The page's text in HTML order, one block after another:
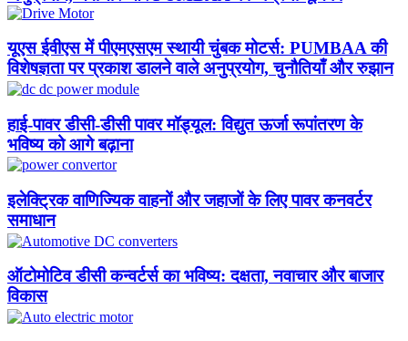
यूएस ईवीएस में पीएमएसएम स्थायी चुंबक मोटर्स: PUMBAA की
विशेषज्ञता पर प्रकाश डालने वाले अनुप्रयोग, चुनौतियाँ और रुझान​
हाई-पावर डीसी-डीसी पावर मॉड्यूल: विद्युत ऊर्जा रूपांतरण के
भविष्य को आगे बढ़ाना
इलेक्ट्रिक वाणिज्यिक वाहनों और जहाजों के लिए पावर कनवर्टर
समाधान
ऑटोमोटिव डीसी कन्वर्टर्स का भविष्य: दक्षता, नवाचार और बाजार
विकास